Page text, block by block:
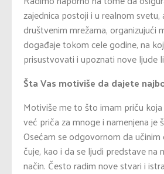
zajednica postoji i u realnom svetu,
društvenim mrežama, organizujući
događaje tokom cele godine, na
prisustvovati i upoznati nove ljude
Šta Vas motiviše da dajete
Motiviše me to što imam priču
već priča za mnoge i namenjena je
Osećam se odgovornom da učinim
čuje, kao i da se ljudi predstave na
način. Često radim nove stvari i